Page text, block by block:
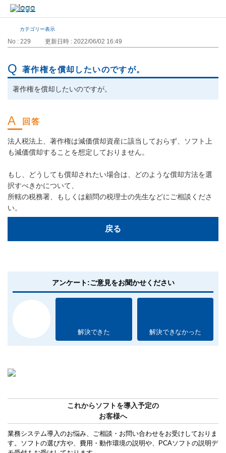
カテゴリー表示
No : 229 更新日時 : 2022/06/02 16:49
著作権を償却したいのですが。
著作権を償却したいのですが。
法人税法上、著作権は減価償却資産に該当しておらず、ソフト上
も減価償却することを想定しておりません。
もし、どうしても償却されたい場合は、どのような償却方法を選
択すべきかについて、
所轄の税務署、もしくは顧問の税理士の先生などにご相談くださ
い。
戻る
アンケート:ご意見をお聞かせください
解決できた 解決できなかった
これからソフトを導入予定の
お客様へ
業務システム導入のお悩み、ご相談・お問い合わせをお受けしておりま
す。ソフトの選び方や、費用・動作環境の説明や、PCAソフトの説明デ